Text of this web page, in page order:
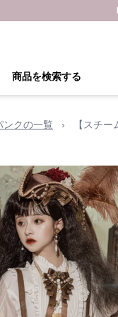
商品を検索する
ンクの一覧 › 【スチ